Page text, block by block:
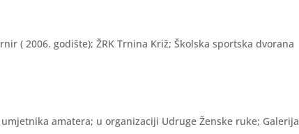
( 2006. godište); ŽRK Trnina Križ; Školska sportska dvorana
amatera; u organizaciji Udruge Ženske ruke; Galerija